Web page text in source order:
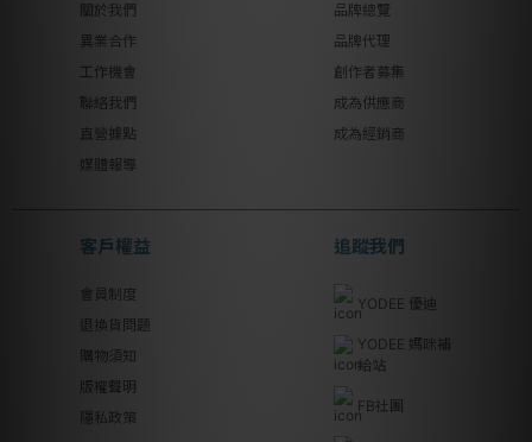
關於我們
異業合作
工作機會
聯絡我們
直營據點
媒體報導
品牌總覽
品牌代理
創作者募集
成為供應商
成為經銷商
客戶權益
會員制度
退換貨問題
購物須知
版權聲明
隱私政策
追蹤我們
YODEE 優迪
YODEE 媽咪補
給站
FB社團